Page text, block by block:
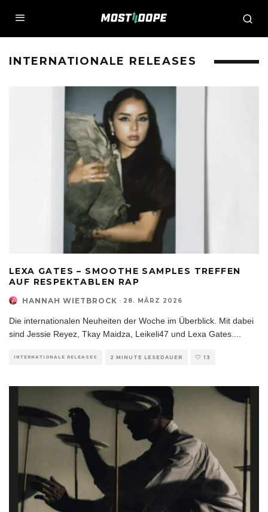
INTERNATIONALE RELEASES
LEXA GATES – SMOOTHE SAMPLES TREFFEN
AUF RESPEKTABLEN RAP
HANNAH WIETBROCK · 28. MÄRZ 2026
Die internationalen Neuheiten der Woche im Überblick. Mit dabei
sind Jessie Reyez, Tkay Maidza, Leikeli47 und Lexa Gates.
INTERNATIONALE RELEASES 2 MINUTE LESEDAUER 13